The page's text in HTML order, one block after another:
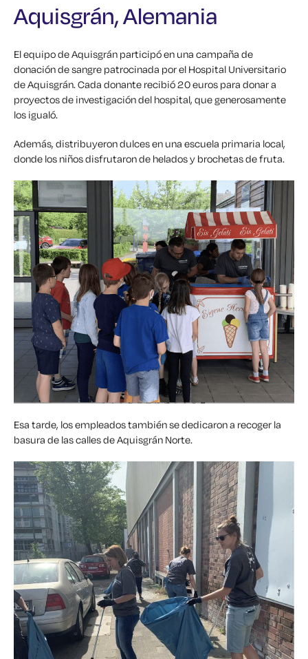
Aquisgrán, Alemania
El equipo de Aquisgrán participó en una campaña de
donación de sangre patrocinada por el Hospital Universitario
de Aquisgrán. Cada donante recibió 20 euros para donar a
proyectos de investigación del hospital, que generosamente
los igualó.
Además, distribuyeron dulces en una escuela primaria local,
donde los niños disfrutaron de helados y brochetas de fruta.
Esa tarde, los empleados también se dedicaron a recoger la
basura de las calles de Aquisgrán Norte.